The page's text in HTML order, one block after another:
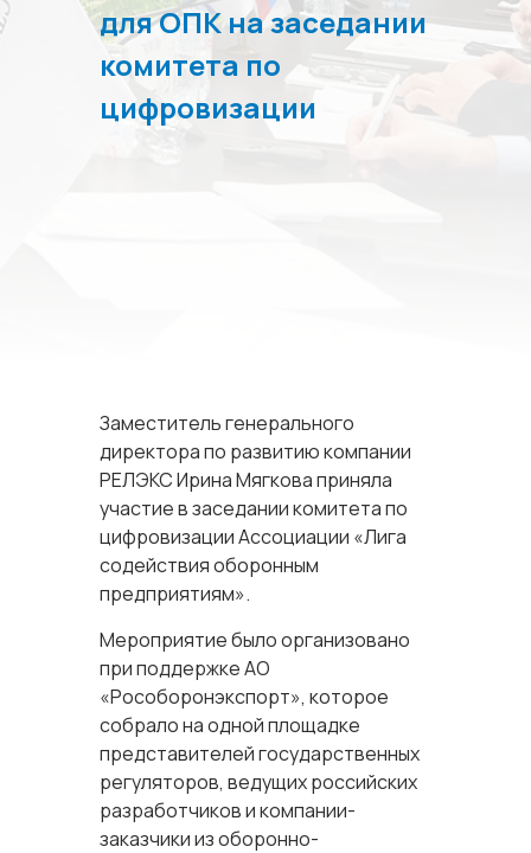
для ОПК на заседании
комитета по
цифровизации
Заместитель генерального
директора по развитию компании
РЕЛЭКС Ирина Мягкова приняла
участие в заседании комитета по
цифровизации Ассоциации «Лига
содействия оборонным
предприятиям».
Мероприятие было организовано
при поддержке АО
«Рособоронэкспорт», которое
собрало на одной площадке
представителей государственных
регуляторов, ведущих российских
разработчиков и компании-
заказчики из оборонно-